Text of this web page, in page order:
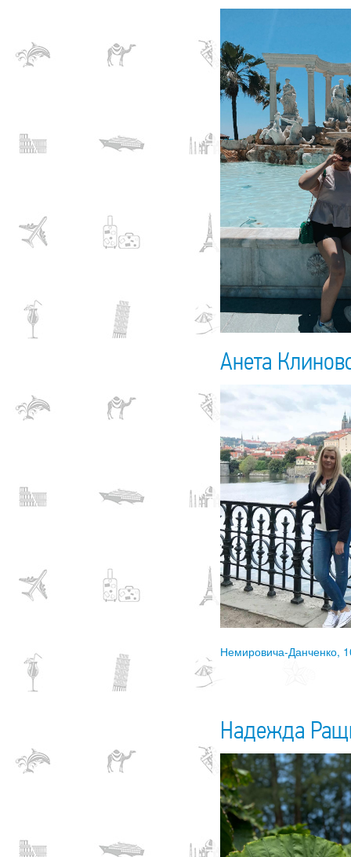
Анета
Немировича-Данченко,
Надежда